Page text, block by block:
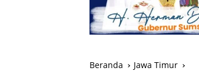
Beranda Jawa Timur